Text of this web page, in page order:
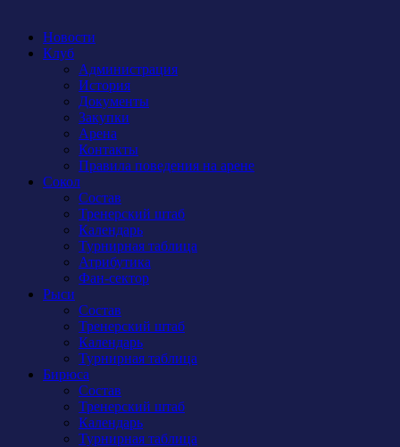
Новости
Клуб
Администрация
История
Документы
Закупки
Арена
Контакты
Правила поведения на арене
Сокол
Состав
Тренерский штаб
Календарь
Турнирная таблица
Атрибутика
Фан-сектор
Рыси
Состав
Тренерский штаб
Календарь
Турнирная таблица
Бирюса
Состав
Тренерский штаб
Календарь
Турнирная таблица